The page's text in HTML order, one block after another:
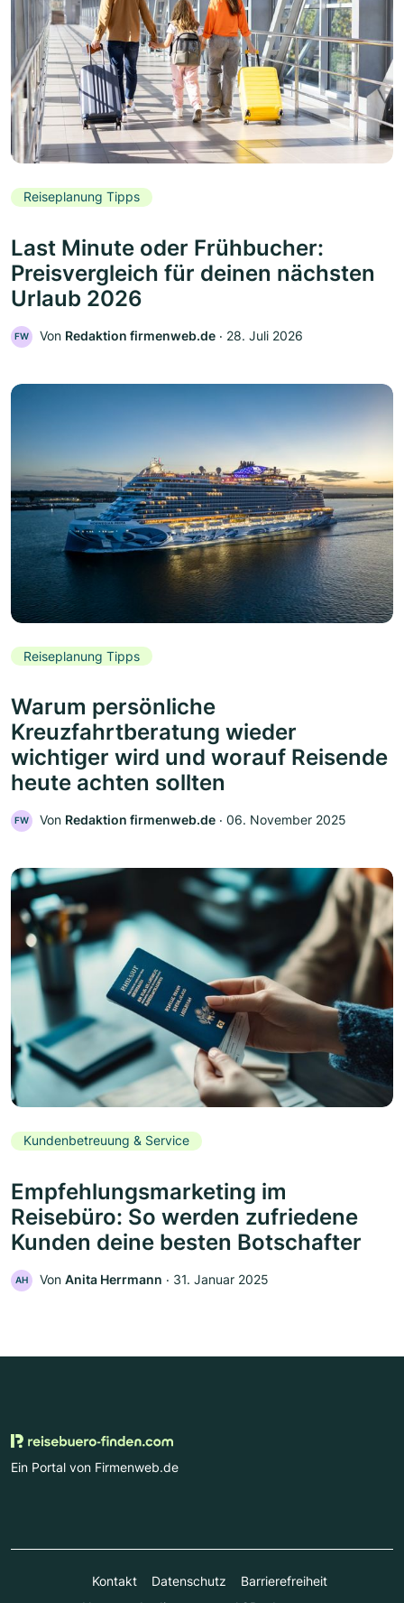
Reiseplanung Tipps
Last Minute oder Frühbucher:
Preisvergleich für deinen nächsten
Urlaub 2026
FW Von Redaktion firmenweb.de ‧ 28. Juli 2026
Reiseplanung Tipps
Warum persönliche
Kreuzfahrtberatung wieder
wichtiger wird und worauf Reisende
heute achten sollten
FW Von Redaktion firmenweb.de ‧ 06. November 2025
Kundenbetreuung & Service
Empfehlungsmarketing im
Reisebüro: So werden zufriedene
Kunden deine besten Botschafter
AH Von Anita Herrmann ‧ 31. Januar 2025
Ein Portal von Firmenweb.de
Kontakt Datenschutz
Barrierefreiheit